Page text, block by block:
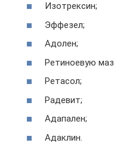
Изотрексин;
Эффезел;
Адолен;
Ретиноевую
Ретасол;
Радевит;
Адапален;
Адаклин.